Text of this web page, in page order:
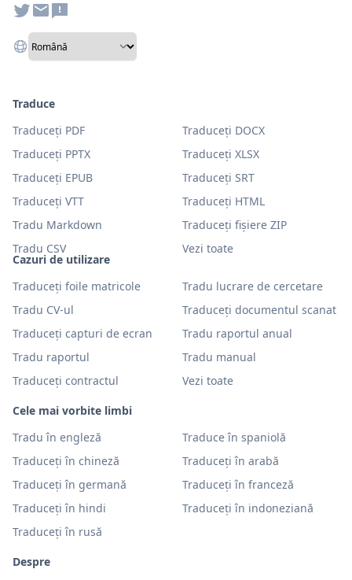
Cazuri de utilizare
Traduceți foile matricole
Tradu lucrare de cercetare
Tradu CV-ul
Traduceți documentul scanat
Traduceți capturi de ecran
Tradu raportul anual
Tradu raportul
Tradu manual
Traduceți contractul
Vezi toate
Cele mai vorbite limbi
Tradu în engleză
Traduce în spaniolă
Traduceți în chineză
Traduceți în arabă
Traduceți în germană
Traduceți în franceză
Traduceți în hindi
Traduceți în indoneziană
Traduceți în rusă
Traduce
Traduceți PDF
Traduceți DOCX
Traduceți PPTX
Traduceți XLSX
Traduceți EPUB
Traduceți SRT
Traduceți VTT
Traduceți HTML
Tradu Markdown
Traduceți fișiere ZIP
Tradu CSV
Vezi toate
Despre